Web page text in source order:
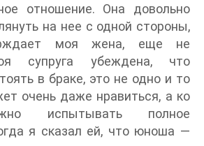
отношение. Она довольно
на нее с одной стороны,
моя жена, еще не
супруга убеждена, что
в браке, это не одно и то
очень даже нравиться, а ко
испытывать полное
я сказал ей, что юноша —